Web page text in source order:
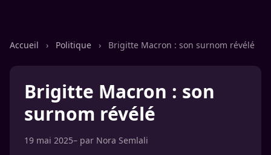
Accueil › Politique › Brigitte Macron : son surnom révélé
Brigitte Macron : son
surnom révélé
19 mai 2025– par Nora Semlali